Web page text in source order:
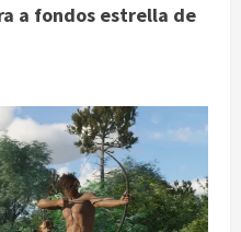
a fondos estrella de